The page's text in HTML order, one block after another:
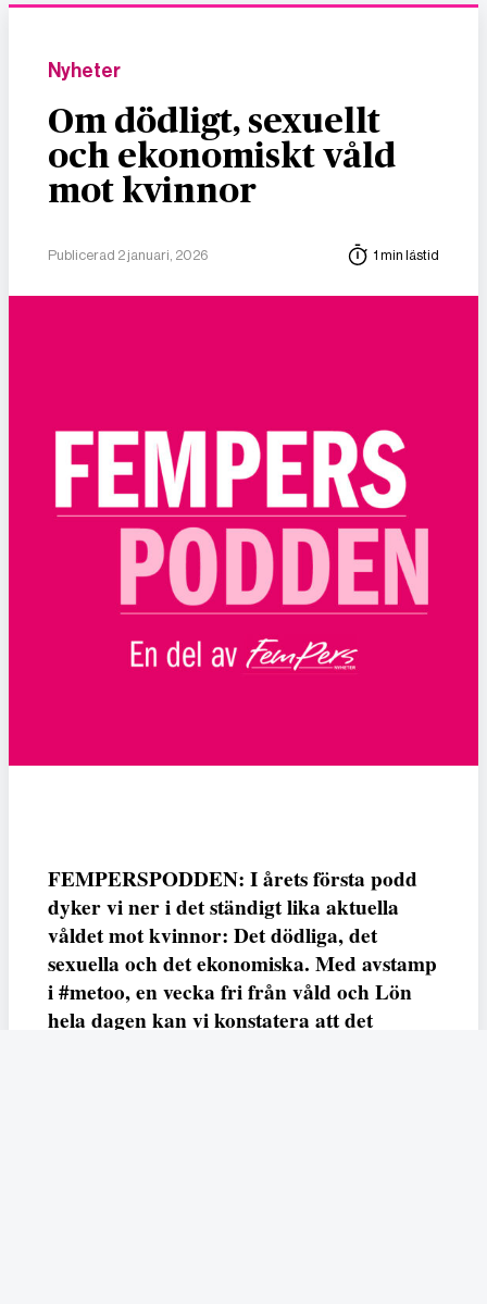
Nyheter
Om dödligt, sexuellt
och ekonomiskt våld
mot kvinnor
Publicerad 2 januari, 2026 1 min lästid
FEMPERSPODDEN: I årets första podd
dyker vi ner i det ständigt lika aktuella
våldet mot kvinnor: Det dödliga, det
sexuella och det ekonomiska. Med avstamp
i #metoo, en vecka fri från våld och Lön
hela dagen kan vi konstatera att det